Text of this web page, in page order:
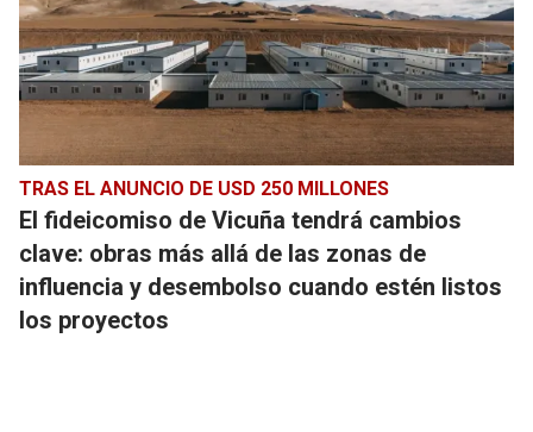
TRAS EL ANUNCIO DE USD 250 MILLONES
El fideicomiso de Vicuña tendrá cambios
clave: obras más allá de las zonas de
influencia y desembolso cuando estén listos
los proyectos